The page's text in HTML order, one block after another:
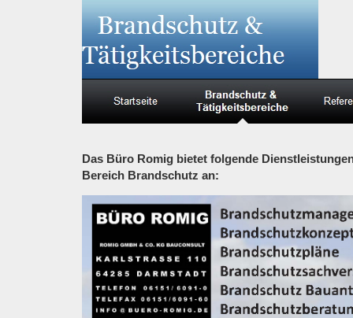
Das Büro Romig bietet folgende
Bereich Brandschutz an: